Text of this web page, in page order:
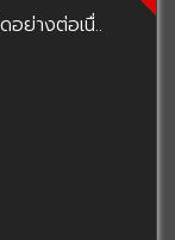
ย่างต่อเนื่..